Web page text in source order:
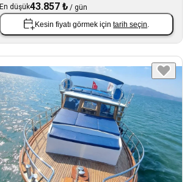
En düşük43.857 ₺ /gün
Kesin fiyatı görmek içintarih seçin.